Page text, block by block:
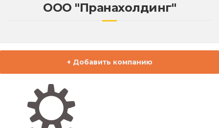
ООО "Пранахолдинг"
+ Добавить компанию